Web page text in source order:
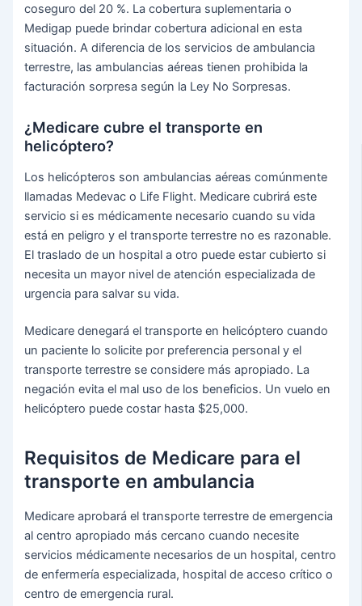
coseguro del 20 %. La cobertura suplementaria o
Medigap puede brindar cobertura adicional en esta
situación. A diferencia de los servicios de ambulancia
terrestre, las ambulancias aéreas tienen prohibida la
facturación sorpresa según la Ley No Sorpresas.
¿Medicare cubre el transporte en
helicóptero?
Los helicópteros son ambulancias aéreas comúnmente
llamadas Medevac o Life Flight. Medicare cubrirá este
servicio si es médicamente necesario cuando su vida
está en peligro y el transporte terrestre no es razonable.
El traslado de un hospital a otro puede estar cubierto si
necesita un mayor nivel de atención especializada de
urgencia para salvar su vida.
Medicare denegará el transporte en helicóptero cuando
un paciente lo solicite por preferencia personal y el
transporte terrestre se considere más apropiado. La
negación evita el mal uso de los beneficios. Un vuelo en
helicóptero puede costar hasta $25,000.
Requisitos de Medicare para el
transporte en ambulancia
Medicare aprobará el transporte terrestre de emergencia
al centro apropiado más cercano cuando necesite
servicios médicamente necesarios de un hospital, centro
de enfermería especializada, hospital de acceso crítico o
centro de emergencia rural.